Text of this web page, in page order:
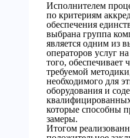
Исполнителем
по критериям
обеспечения
выбрана группа
является одним из
операторов услуг
того, обеспечивает
требуемой
необходимого для
оборудования и
которые способны
замеры.
Итогом